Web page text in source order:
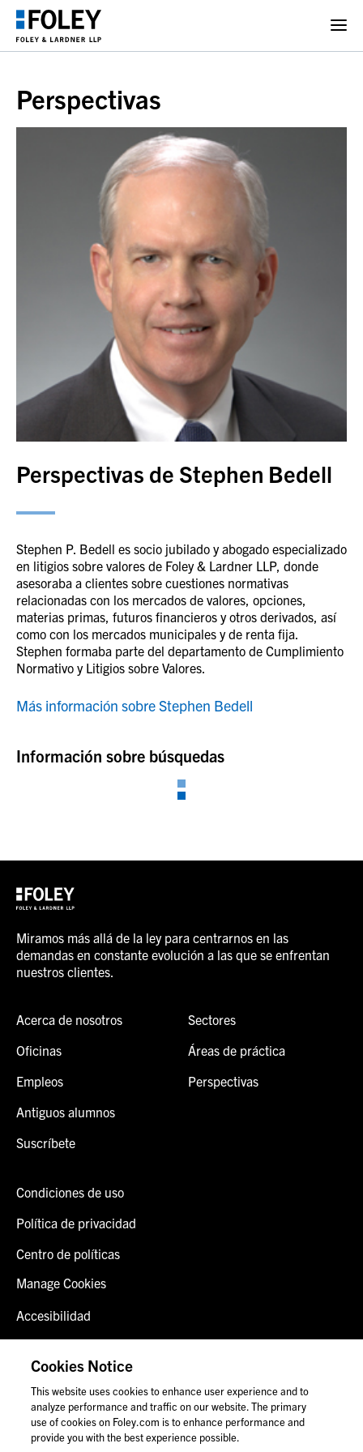
Perspectivas
Perspectivas de Stephen Bedell
Stephen P. Bedell es socio jubilado y abogado especializado
en litigios sobre valores de Foley & Lardner LLP, donde
asesoraba a clientes sobre cuestiones normativas
relacionadas con los mercados de valores, opciones,
materias primas, futuros financieros y otros derivados, así
como con los mercados municipales y de renta fija.
Stephen formaba parte del departamento de Cumplimiento
Normativo y Litigios sobre Valores.
Más información sobre Stephen Bedell
Información sobre búsquedas
Miramos más allá de la ley para centrarnos en las
demandas en constante evolución a las que se enfrentan
nuestros clientes.
Acerca de nosotros
Oficinas
Empleos
Antiguos alumnos
Suscríbete
Sectores
Áreas de práctica
Perspectivas
Condiciones de uso
Política de privacidad
Centro de políticas
Manage Cookies
Accesibilidad
Contáctenos
© 2026 Foley & Lardner LLP
Cookies Notice
This website uses cookies to enhance user experience and to
analyze performance and traffic on our website. The primary
use of cookies on Foley.com is to enhance performance and
provide you with the best experience possible.